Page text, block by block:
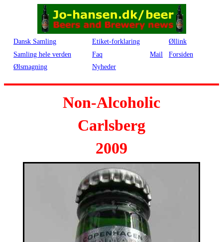
Dansk Samling Etiket-forklaring
Øllink
Samling hele verden
Faq Mail
Forsiden
Ølsmagning
Nyheder
Non-Alcoholic
Carlsberg
2009